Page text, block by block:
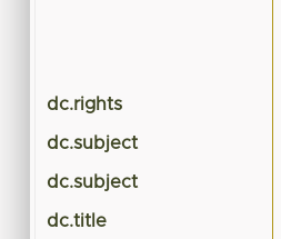
dc.rights
dc.subject
dc.subject
dc.title